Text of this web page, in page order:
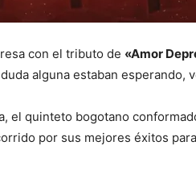
con el tributo de «Amor
alguna estaban esperando,
el quinteto bogotano
por sus mejores éxitos